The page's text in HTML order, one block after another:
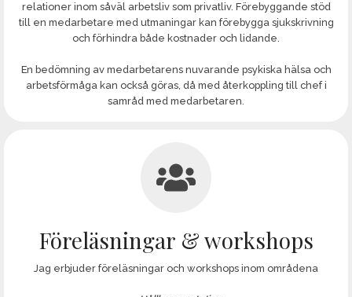
relationer inom såväl arbetsliv som privatliv. Förebyggande stöd
till en medarbetare med utmaningar kan förebygga sjukskrivning
och förhindra både kostnader och lidande.
En bedömning av medarbetarens nuvarande psykiska hälsa och
arbetsförmåga kan också göras, då med återkoppling till chef i
samråd med medarbetaren.
Föreläsningar & workshops
Jag erbjuder föreläsningar och workshops inom områdena